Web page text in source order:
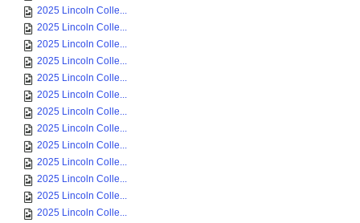
2025 Lincoln Colle...
2025 Lincoln Colle...
2025 Lincoln Colle...
2025 Lincoln Colle...
2025 Lincoln Colle...
2025 Lincoln Colle...
2025 Lincoln Colle...
2025 Lincoln Colle...
2025 Lincoln Colle...
2025 Lincoln Colle...
2025 Lincoln Colle...
2025 Lincoln Colle...
2025 Lincoln Colle...